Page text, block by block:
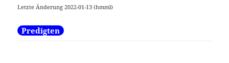
Letzte Änderung 2022-01-13 (hmml)
Predigten